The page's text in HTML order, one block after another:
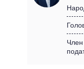
ОГЛЯДИ
ДАЙДЖЕСТИ
ПРЕЗИДЕНТ
КАБІНЕТ
ГОЛОВИ
Член